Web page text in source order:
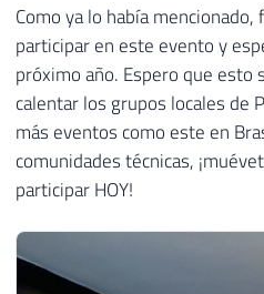
Como ya lo había
participar en este evento y
próximo año. Espero que esto
calentar los grupos locales de
más eventos como este en
comunidades técnicas,
participar HOY!